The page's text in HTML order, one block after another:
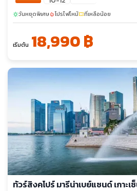
sunnyวันหยุดพิเศษlocal_fire_departmentโปรไฟไหม้confirmation_numberที่เหลือน้อย
เริ่มต้น 18,990 ฿
ทัวร์สิงคโปร์ มารีน่าเบย์แซนด์ เกาะเ